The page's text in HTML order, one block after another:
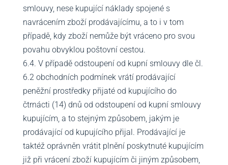
smlouvy, nese kupující náklady spojené s
navrácením zboží prodávajícímu, a to i v tom
případě, kdy zboží nemůže být vráceno pro svou
povahu obvyklou poštovní cestou.
6.4. V případě odstoupení od kupní smlouvy dle čl.
6.2 obchodních podmínek vrátí prodávající
peněžní prostředky přijaté od kupujícího do
čtrnácti (14) dnů od odstoupení od kupní smlouvy
kupujícím, a to stejným způsobem, jakým je
prodávající od kupujícího přijal. Prodávající je
taktéž oprávněn vrátit plnění poskytnuté kupujícím
již při vrácení zboží kupujícím či jiným způsobem,